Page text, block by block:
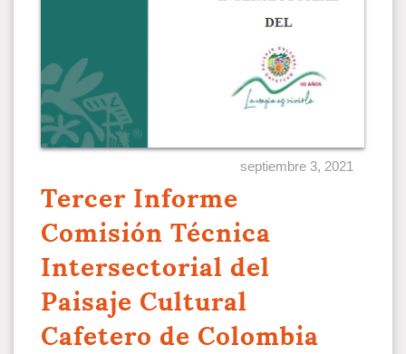
septiembre 3, 2021
Tercer Informe
Comisión Técnica
Intersectorial del
Paisaje Cultural
Cafetero de Colombia